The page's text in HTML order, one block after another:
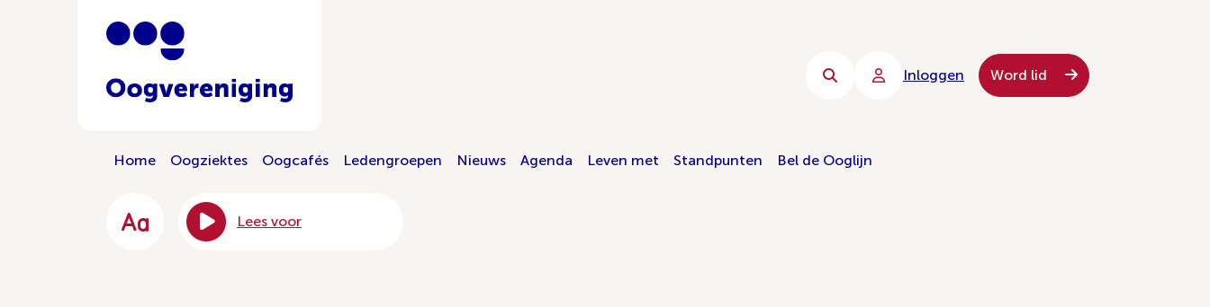
Inloggen Word lid
Home Oogziektes Oogcafés Ledengroepen Nieuws Agenda Leven met Standpunten Bel de Ooglijn
Lees voor